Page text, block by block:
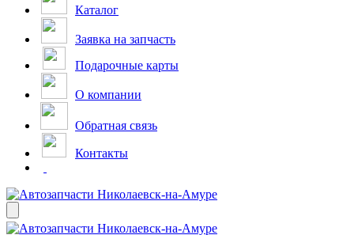
Каталог
Заявка на запчасть
Подарочные карты
О компании
Обратная связь
Контакты